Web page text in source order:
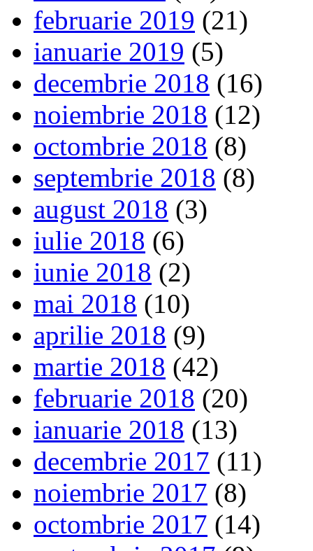
februarie 2019 (21)
ianuarie 2019 (5)
decembrie 2018 (16)
noiembrie 2018 (12)
octombrie 2018 (8)
septembrie 2018 (8)
august 2018 (3)
iulie 2018 (6)
iunie 2018 (2)
mai 2018 (10)
aprilie 2018 (9)
martie 2018 (42)
februarie 2018 (20)
ianuarie 2018 (13)
decembrie 2017 (11)
noiembrie 2017 (8)
octombrie 2017 (14)